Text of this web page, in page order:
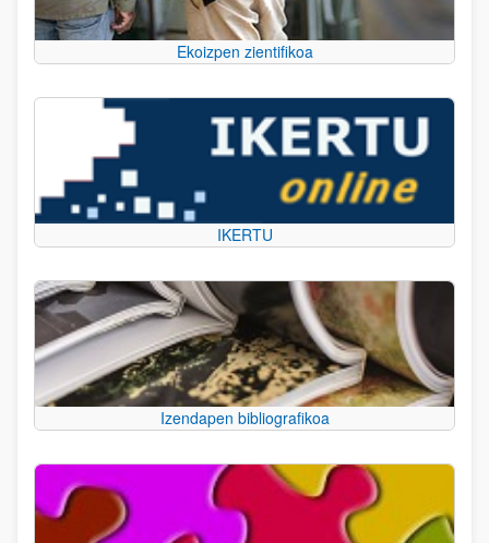
Ekoizpen zientifikoa
IKERTU
Izendapen bibliografikoa